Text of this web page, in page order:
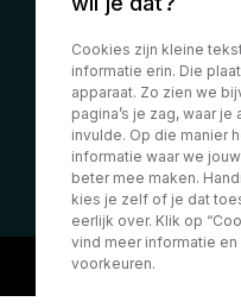
Cookies zijn kleine
informatie erin. Die
apparaat. Zo zien we
pagina’s je zag, waar
invulde. Op die manier
informatie waar we
beter mee maken.
kies je zelf of je dat
eerlijk over. Klik op
vind meer informatie
voorkeuren.